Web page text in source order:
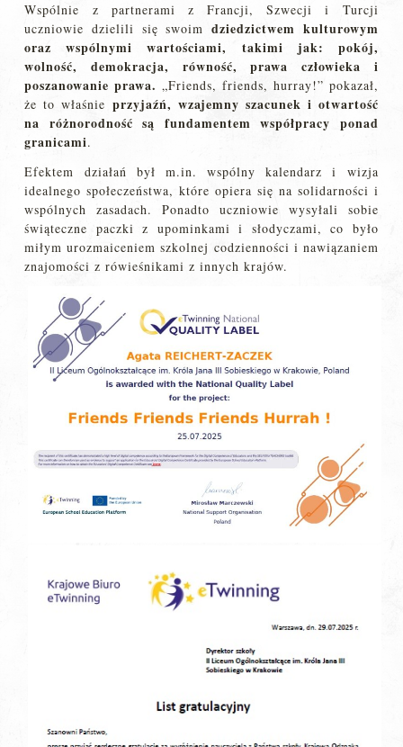
Wspólnie z partnerami z Francji, Szwecji i Turcji
uczniowie dzielili się swoim dziedzictwem kulturowym
oraz wspólnymi wartościami, takimi jak: pokój,
wolność, demokracja, równość, prawa człowieka i
poszanowanie prawa. „Friends, friends, hurray!” pokazał,
że to właśnie przyjaźń, wzajemny szacunek i otwartość
na różnorodność są fundamentem współpracy ponad
granicami.
Efektem działań był m.in. wspólny kalendarz i wizja
idealnego społeczeństwa, które opiera się na solidarności i
wspólnych zasadach. Ponadto uczniowie wysyłali sobie
świąteczne paczki z upominkami i słodyczami, co było
miłym urozmaiceniem szkolnej codzienności i nawiązaniem
znajomości z rówieśnikami z innych krajów.